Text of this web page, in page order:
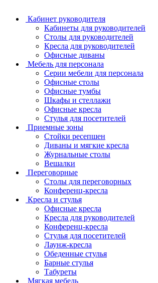
Кабинет руководителя
Кабинеты для руководителей
Столы для руководителей
Кресла для руководителей
Офисные диваны
Мебель для персонала
Серии мебели для персонала
Офисные столы
Офисные тумбы
Шкафы и стеллажи
Офисные кресла
Стулья для посетителей
Приемные зоны
Стойки ресепшен
Диваны и мягкие кресла
Журнальные столы
Вешалки
Переговорные
Столы для переговорных
Конференц-кресла
Кресла и стулья
Офисные кресла
Кресла для руководителей
Конференц-кресла
Стулья для посетителей
Лаунж-кресла
Обеденные стулья
Барные стулья
Табуреты
Мягкая мебель